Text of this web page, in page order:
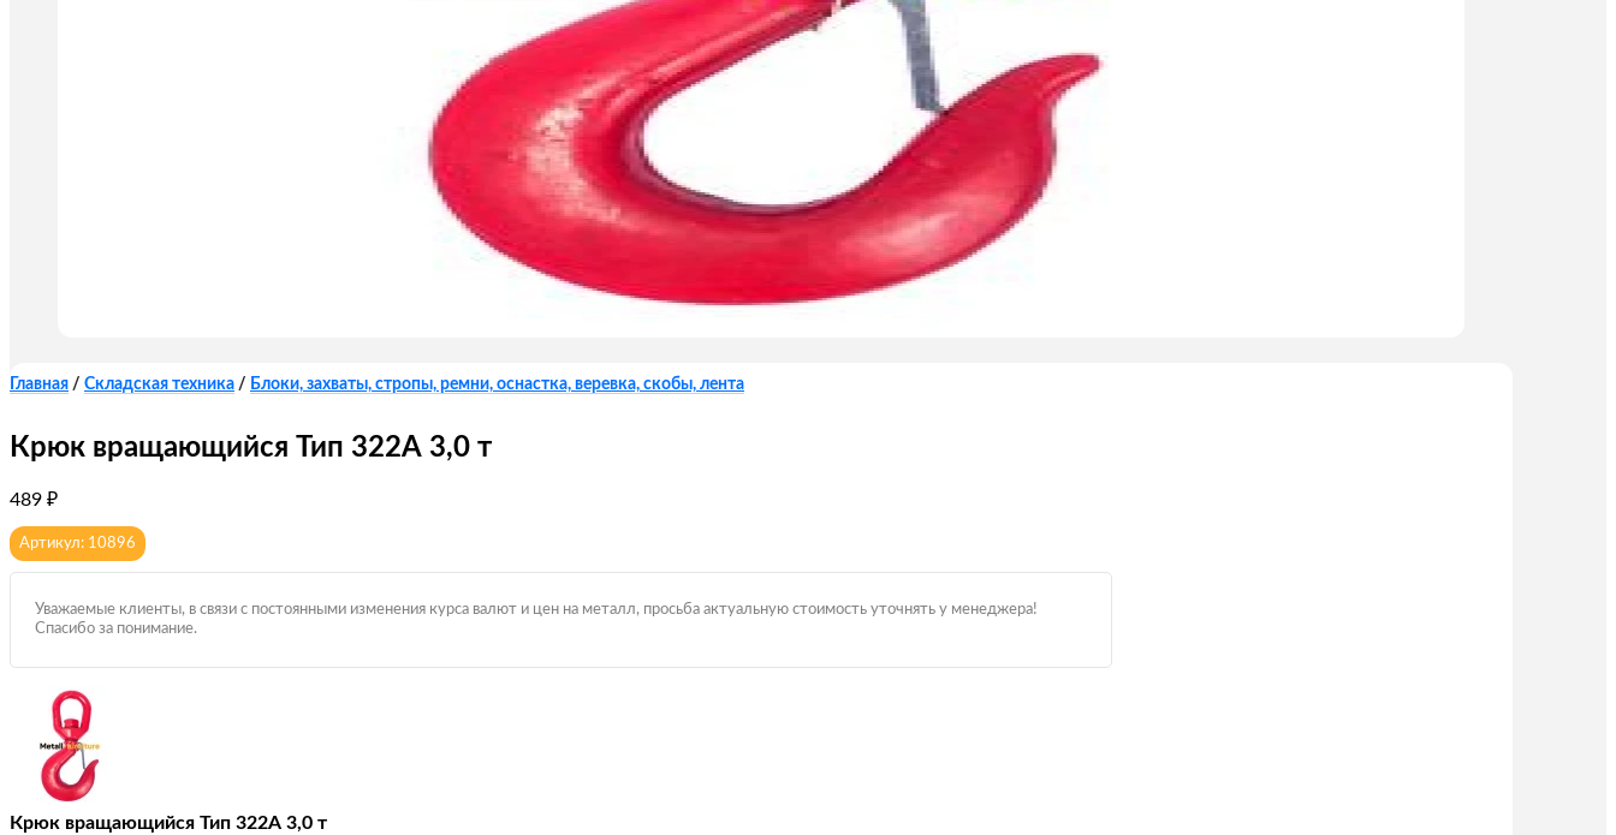
Главная / Складская техника / Блоки, захваты, стропы, ремни, оснастка, веревка, скобы, лента
Крюк вращающийся Тип 322А 3,0 т
489 ₽
Артикул: 10896
Уважаемые клиенты, в связи с постоянными изменения курса валют и цен на металл, просьба актуальную стоимость уточнять у менеджера!
Спасибо за понимание.
Крюк вращающийся Тип 322А 3,0 т